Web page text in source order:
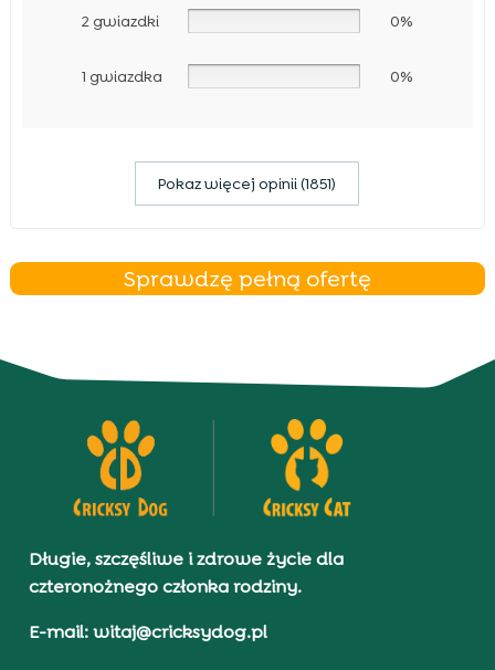
2 gwiazdki 0%
1 gwiazdka 0%
Pokaz więcej opinii (1851)
Sprawdzę pełną ofertę
Długie, szczęśliwe i zdrowe życie dla
czteronożnego członka rodziny.
E-mail: witaj@cricksydog.pl